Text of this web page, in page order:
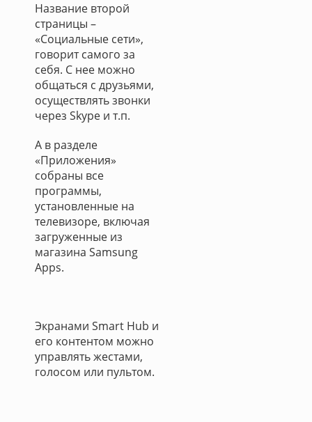
Название второй
страницы –
«Социальные сети»,
говорит самого за
себя. С нее можно
общаться с друзьями,
осуществлять звонки
через Skype и т.п.
А в разделе
«Приложения»
собраны все
программы,
установленные на
телевизоре, включая
загруженные из
магазина Samsung
Apps.
Экранами Smart Hub и
его контентом можно
управлять жестами,
голосом или пультом.